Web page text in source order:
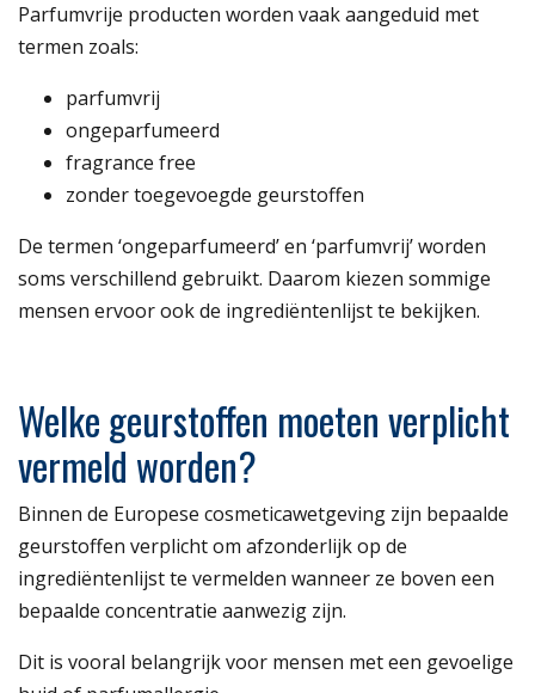
Parfumvrije producten worden vaak aangeduid met
termen zoals:
parfumvrij
ongeparfumeerd
fragrance free
zonder toegevoegde geurstoffen
De termen ‘ongeparfumeerd’ en ‘parfumvrij’ worden
soms verschillend gebruikt. Daarom kiezen sommige
mensen ervoor ook de ingrediëntenlijst te bekijken.
Welke geurstoffen moeten verplicht
vermeld worden?
Binnen de Europese cosmeticawetgeving zijn bepaalde
geurstoffen verplicht om afzonderlijk op de
ingrediëntenlijst te vermelden wanneer ze boven een
bepaalde concentratie aanwezig zijn.
Dit is vooral belangrijk voor mensen met een gevoelige